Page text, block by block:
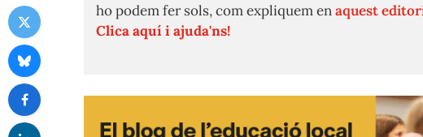
ho podem fer sols, com expliquem enaquest
Clica aquí i ajuda'ns!